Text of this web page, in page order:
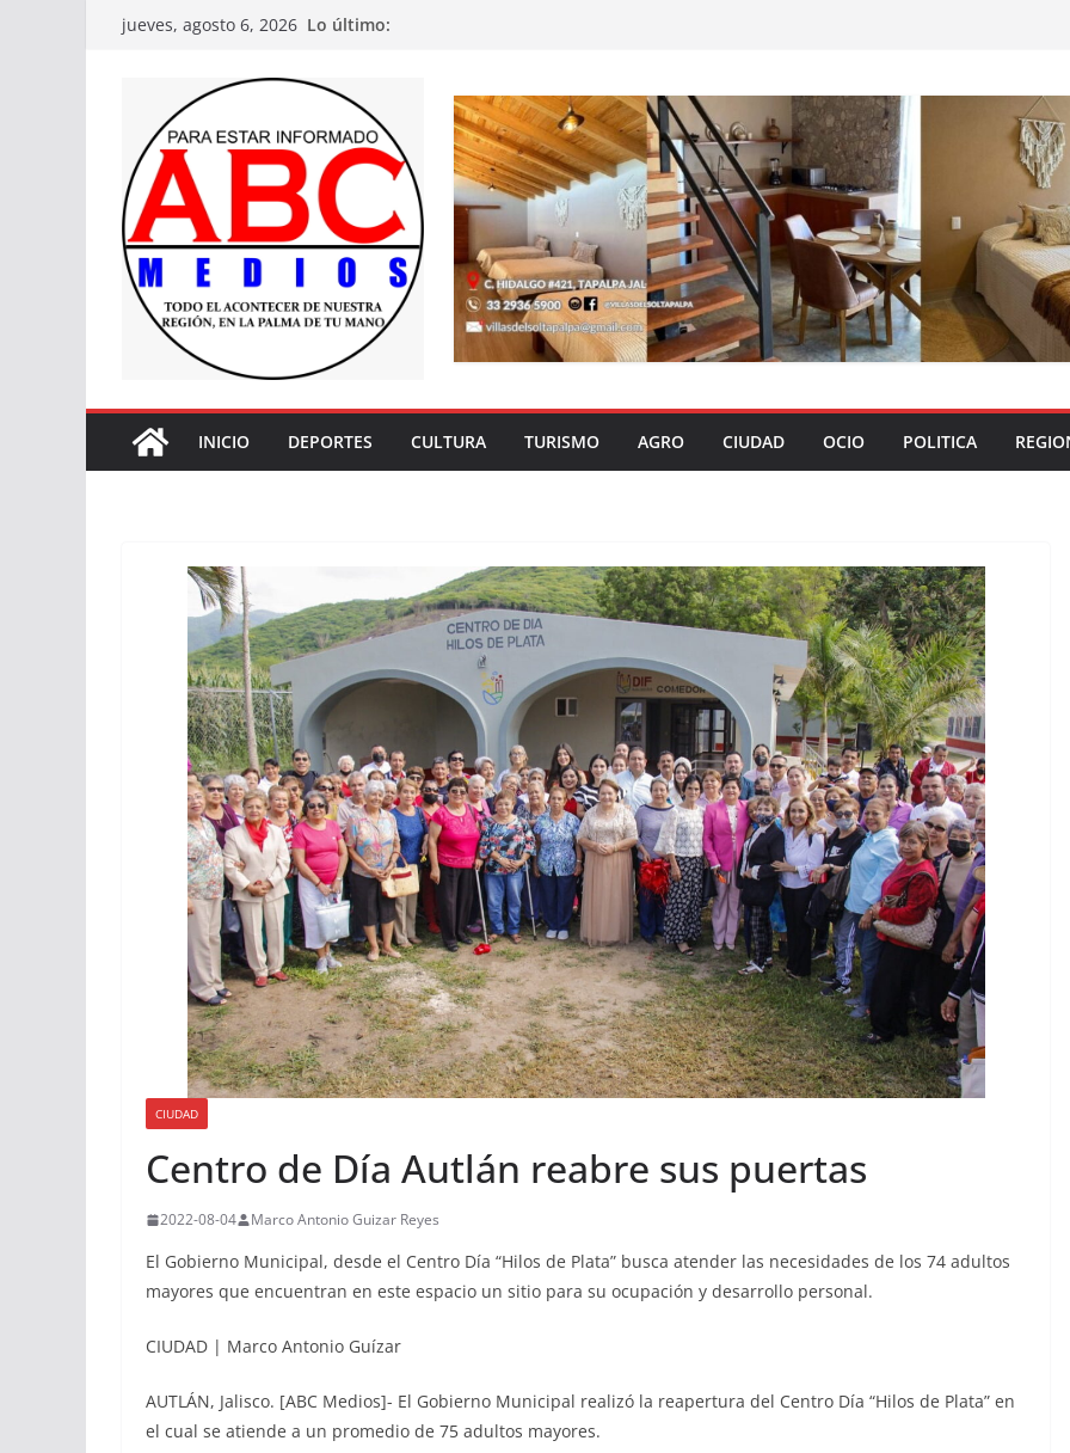
Saltarjueves, agosto 6, 2026 Lo último:
INICIO DEPORTES CULTURA TURISMO AGRO CIUDAD OCIO POLITICA
CIUDAD
Centro de Día Autlán reabre sus puertas
2022-08-04 Marco Antonio Guizar Reyes
El Gobierno Municipal, desde el Centro Día “Hilos de Plata” busca atender las necesidades de los 74 adultos
mayores que encuentran en este espacio un sitio para su ocupación y desarrollo personal.
CIUDAD | Marco Antonio Guízar
AUTLÁN, Jalisco. [ABC Medios]- El Gobierno Municipal realizó la reapertura del Centro Día “Hilos de Plata” en
el cual se atiende a un promedio de 75 adultos mayores.